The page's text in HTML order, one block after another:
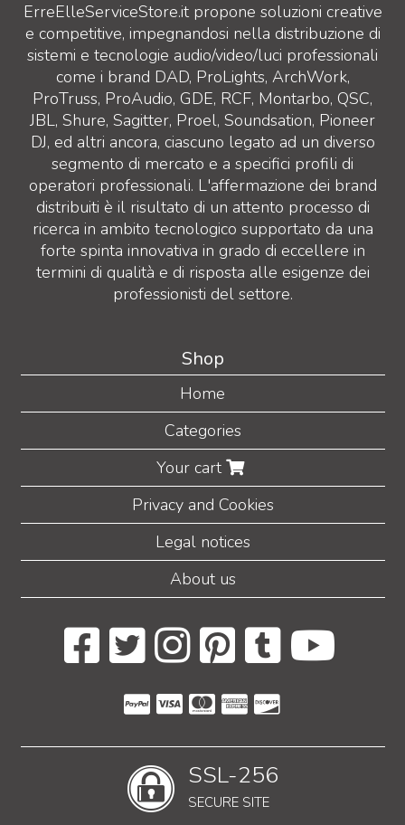
ErreElleServiceStore.it propone soluzioni creative
e competitive, impegnandosi nella distribuzione di
sistemi e tecnologie audio/video/luci professionali
come i brand DAD, ProLights, ArchWork,
ProTruss, ProAudio, GDE, RCF, Montarbo, QSC,
JBL, Shure, Sagitter, Proel, Soundsation, Pioneer
DJ, ed altri ancora, ciascuno legato ad un diverso
segmento di mercato e a specifici profili di
operatori professionali. L'affermazione dei brand
distribuiti è il risultato di un attento processo di
ricerca in ambito tecnologico supportato da una
forte spinta innovativa in grado di eccellere in
termini di qualità e di risposta alle esigenze dei
professionisti del settore.
Shop
Home
Categories
Your cart
Privacy and Cookies
Legal notices
About us
SSL-256
SECURE SITE